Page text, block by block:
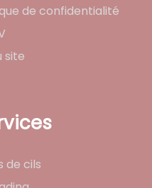
de confidentialité
site
de cils